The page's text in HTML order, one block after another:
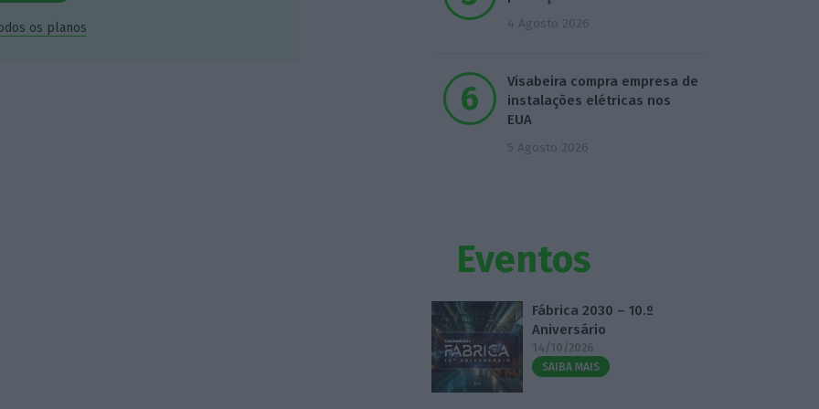
os planos 4 Agosto 2026
Visabeira compra empresa de
instalações elétricas nos
EUA
5 Agosto 2026
Eventos
Fábrica 2030 – 10.º
Aniversário
14/10/2026
SAIBA MAIS